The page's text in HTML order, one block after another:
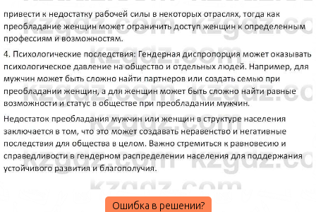
Ошибка в решении?